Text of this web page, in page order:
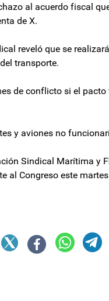
al acuerdo fiscal
de X.
reveló que se
transporte.
de conflicto si el
y aviones no
Sindical Marítima y
al Congreso este
la delegación de facultades
logró la aprobación